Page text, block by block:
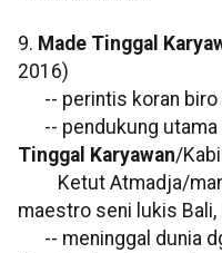
9. Made Tinggal
2016)
-- perintis koran biro
-- pendukung utama
Tinggal Karyawan/
Ketut Atmadja/
maestro seni lukis Bali,
-- meninggal dunia